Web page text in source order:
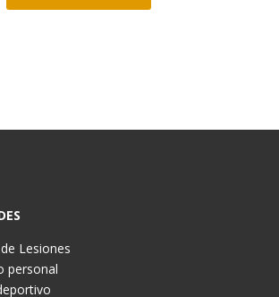
Lesiones
personal